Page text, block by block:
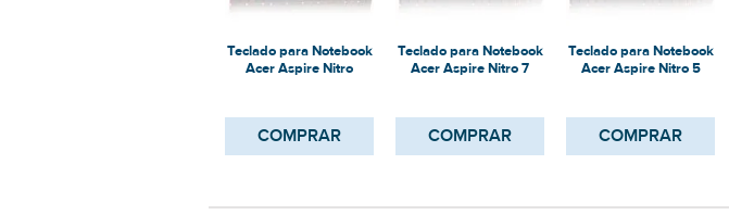
Teclado para Notebook
Acer Aspire Nitro
COMPRAR
Teclado para Notebook
Acer Aspire Nitro 7
COMPRAR
Teclado para Notebook
Acer Aspire Nitro 5
COMPRAR